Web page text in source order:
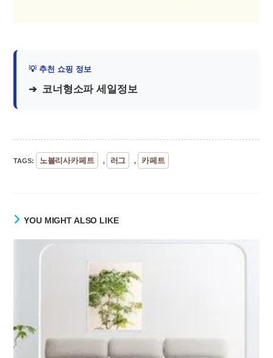
코너형소파 세일정보
TAGS: 노블리사카페트 , 러그 , 카페트
YOU MIGHT ALSO LIKE